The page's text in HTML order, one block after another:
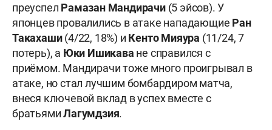
преуспел Рамазан Мандирачи(5 эйсов). У
японцев провалились в атаке нападающие Ран
Такахаши(4/22, 18%) и Кенто Мияура (11/24, 7
потерь), а Юки Ишикава не справился с
приёмом. Мандирачи тоже много проигрывал в
атаке, но стал лучшим бомбардиром матча,
внеся ключевой вклад в успех вместе с
братьямиЛагумдзия.